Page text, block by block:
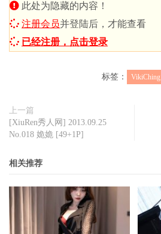
此处为隐藏的内容！
注册会员并登陆后，才能查看
已经注册，点击登录
标签： VikiChing
上一篇
[XiuRen秀人网] 2013.09.25
No.018 姽姽 [49+1P]
相关推荐